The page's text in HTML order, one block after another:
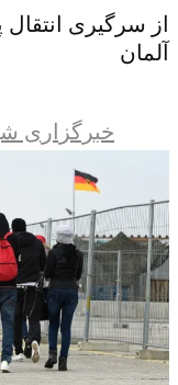
از سرگیری انتقال
آلمان
خبرگزاری